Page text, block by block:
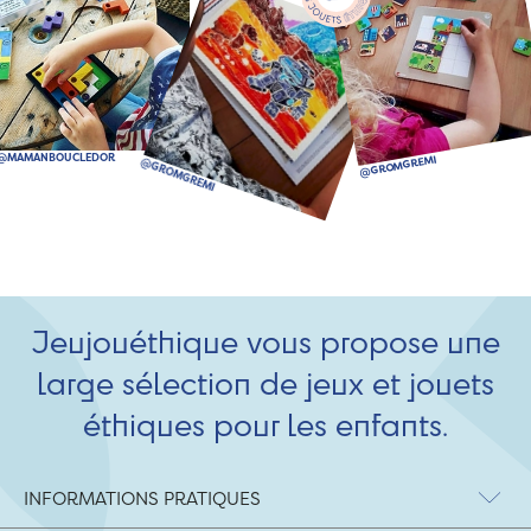
Jeujouéthique vous propose une
large sélection de jeux et jouets
éthiques pour les enfants.
INFORMATIONS PRATIQUES